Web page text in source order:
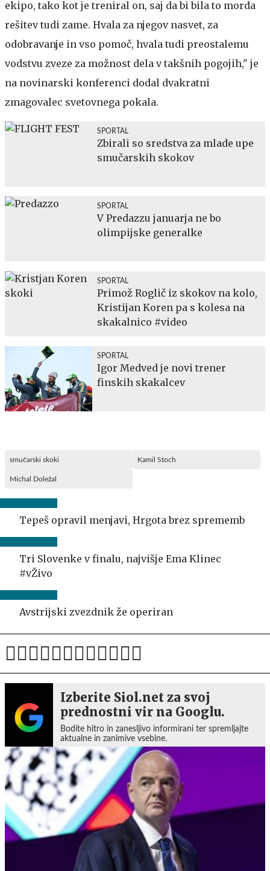
ekipo, tako kot je treniral on, saj da bi bila to morda
rešitev tudi zame. Hvala za njegov nasvet, za
odobravanje in vso pomoč, hvala tudi preostalemu
vodstvu zveze za možnost dela v takšnih pogojih," je
na novinarski konferenci dodal dvakratni
zmagovalec svetovnega pokala.
SPORTAL
Zbirali so sredstva za mlade upe
smučarskih skokov
SPORTAL
V Predazzu januarja ne bo
olimpijske generalke
SPORTAL
Primož Roglič iz skokov na kolo,
Kristijan Koren pa s kolesa na
skakalnico #video
SPORTAL
Igor Medved je novi trener
finskih skakalcev
smučarski skoki Kamil Stoch
Michal Doležal
Tepeš opravil menjavi, Hrgota brez sprememb
Tri Slovenke v finalu, najvišje Ema Klinec
#vŽivo
Avstrijski zvezdnik že operiran
Izberite Siol.net za svoj
prednostni vir na Googlu.
Bodite hitro in zanesljivo informirani ter spremljajte
aktualne in zanimive vsebine.